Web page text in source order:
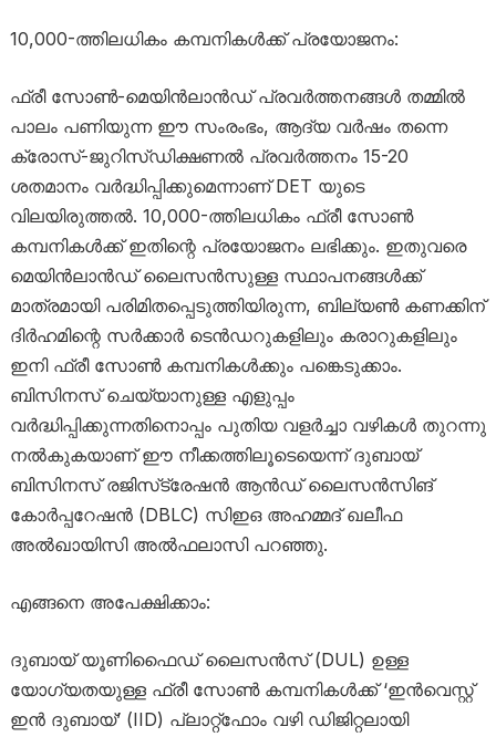
10,000-ത്തിലധികം കമ്പനികൾക്ക് പ്രയോജനം:
ഫ്രീ സോൺ-മെയിൻലാൻഡ് പ്രവർത്തനങ്ങൾ തമ്മിൽ
പാലം പണിയുന്ന ഈ സംരംഭം, ആദ്യ വർഷം തന്നെ
ക്രോസ്-ജുറിസ്ഡിക്ഷണൽ പ്രവർത്തനം 15-20
ശതമാനം വർദ്ധിപ്പിക്കുമെന്നാണ് DET യുടെ
വിലയിരുത്തൽ. 10,000-ത്തിലധികം ഫ്രീ സോൺ
കമ്പനികൾക്ക് ഇതിന്റെ പ്രയോജനം ലഭിക്കും. ഇതുവരെ
മെയിൻലാൻഡ് ലൈസൻസുള്ള സ്ഥാപനങ്ങൾക്ക്
മാത്രമായി പരിമിതപ്പെടുത്തിയിരുന്ന, ബില്യൺ കണക്കിന്
ദിർഹമിന്റെ സർക്കാർ ടെൻഡറുകളിലും കരാറുകളിലും
ഇനി ഫ്രീ സോൺ കമ്പനികൾക്കും പങ്കെടുക്കാം.
ബിസിനസ് ചെയ്യാനുള്ള എളുപ്പം
വർദ്ധിപ്പിക്കുന്നതിനൊപ്പം പുതിയ വളർച്ചാ വഴികൾ തുറന്നു
നൽകുകയാണ് ഈ നീക്കത്തിലൂടെയെന്ന് ദുബായ്
ബിസിനസ് രജിസ്‌ട്രേഷൻ ആൻഡ് ലൈസൻസിങ്
കോർപ്പറേഷൻ (DBLC) സിഇഒ അഹമ്മദ് ഖലീഫ
അൽഖായിസി അൽഫലാസി പറഞ്ഞു.
എങ്ങനെ അപേക്ഷിക്കാം:
ദുബായ് യൂണിഫൈഡ് ലൈസൻസ് (DUL) ഉള്ള
യോഗ്യതയുള്ള ഫ്രീ സോൺ കമ്പനികൾക്ക് ‘ഇൻവെസ്റ്റ്
ഇൻ ദുബായ്’ (IID) പ്ലാറ്റ്ഫോം വഴി ഡിജിറ്റലായി